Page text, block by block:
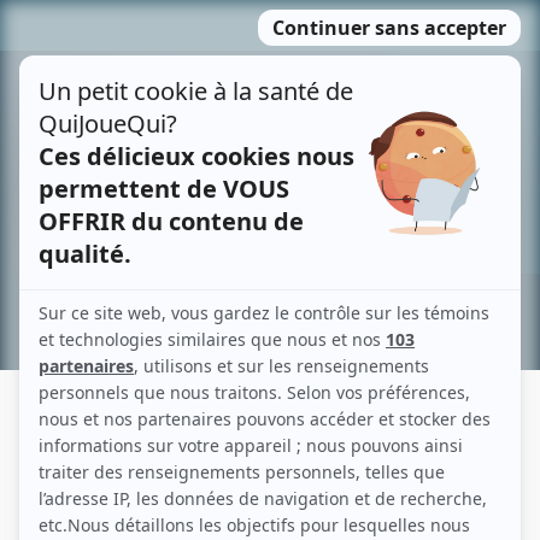
MENU
contenu
Recherche avancée »
CLAUDE CORBEIL
Liens
Fiche de Claude Corbeil sur Showbizz.net